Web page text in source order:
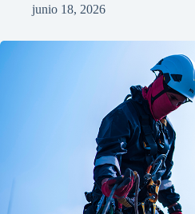
junio 18, 2026